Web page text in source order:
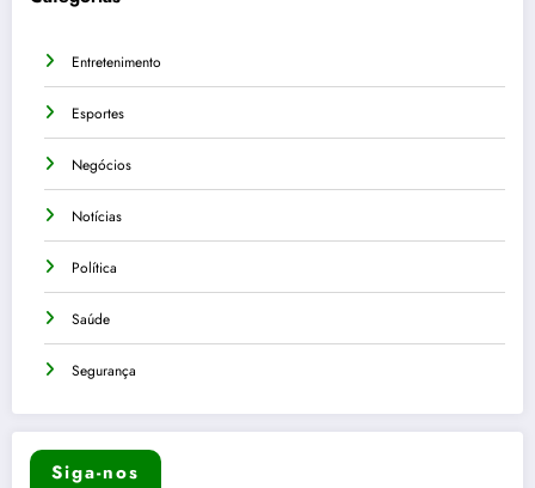
Entretenimento
Esportes
Negócios
Notícias
Política
Saúde
Segurança
Siga-nos